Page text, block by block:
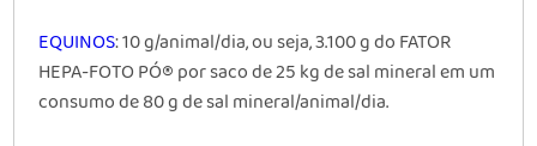
EQUINOS: 10 g/animal/dia, ou seja, 3.100 g do FATOR
HEPA-FOTO PÓ® por saco de 25 kg de sal mineral em um
consumo de 80 g de sal mineral/animal/dia.